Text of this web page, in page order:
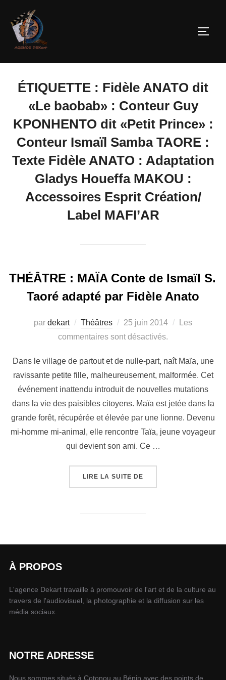
ÉTIQUETTE : Fidèle ANATO dit
«Le baobab» : Conteur Guy
KPONHENTO dit «Petit Prince» :
Conteur Ismaïl Samba TAORE :
Texte Fidèle ANATO : Adaptation
Gladys Houeffa MAKOU :
Accessoires Esprit Création/
Label MAFI’AR
THÉÂTRE : MAÏA Conte de Ismaïl S.
Taoré adapté par Fidèle Anato
par dekart Théâtres 25 juin 2014
Les
commentaires sont désactivés.
Dans le village de partout et de nulle-part, naît Maïa, une
ravissante petite fille, malheureusement, malformée. Cet
événement inattendu introduit de nouvelles mutations
dans la vie des paisibles citoyens. Maïa est jetée dans la
grande forêt, récupérée et élevée par une lionne. Devenu
mi-homme mi-animal, elle rencontre Taïa, jeune voyageur
qui devient son ami. Ce …
LIRE LA SUITE DE
À PROPOS
L'agence Dekart travaille à promouvoir de l'art et de la culture au
travers de l'audiovisuel, la photographie et la diffusion sur les
média sociaux.
NOTRE ADRESSE
Nous sommes situés à Cotonou au Bénin avec des points de